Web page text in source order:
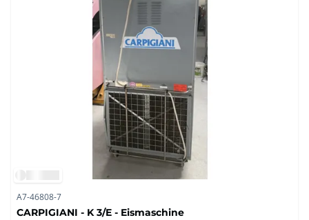
A7-46808-7
CARPIGIANI - K 3/E - Eismaschine